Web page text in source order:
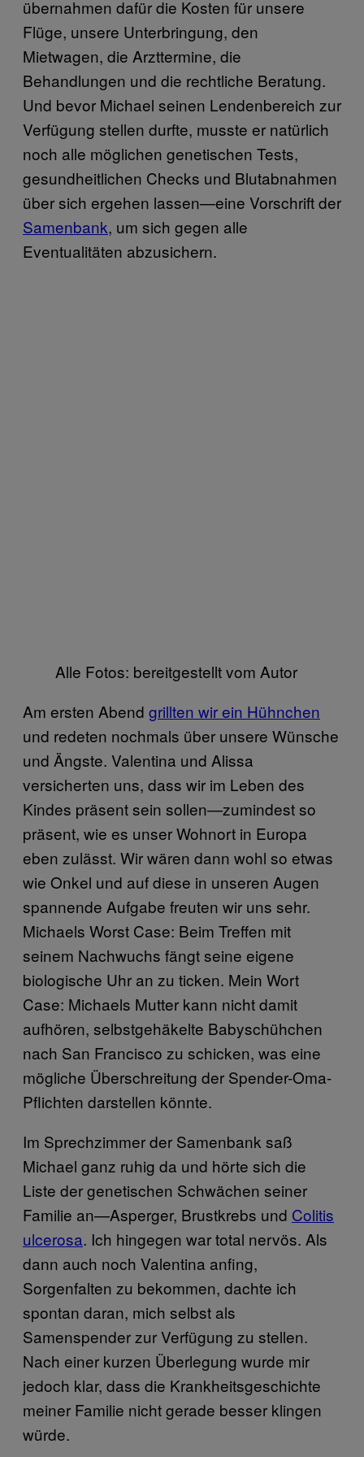
übernahmen dafür die Kosten für unsere
Flüge, unsere Unterbringung, den
Mietwagen, die Arzttermine, die
Behandlungen und die rechtliche Beratung.
Und bevor Michael seinen Lendenbereich zur
Verfügung stellen durfte, musste er natürlich
noch alle möglichen genetischen Tests,
gesundheitlichen Checks und Blutabnahmen
über sich ergehen lassen—eine Vorschrift der
Samenbank, um sich gegen alle
Eventualitäten abzusichern.
Alle Fotos: bereitgestellt vom Autor
Am ersten Abend grillten wir ein Hühnchen
und redeten nochmals über unsere Wünsche
und Ängste. Valentina und Alissa
versicherten uns, dass wir im Leben des
Kindes präsent sein sollen—zumindest so
präsent, wie es unser Wohnort in Europa
eben zulässt. Wir wären dann wohl so etwas
wie Onkel und auf diese in unseren Augen
spannende Aufgabe freuten wir uns sehr.
Michaels Worst Case: Beim Treffen mit
seinem Nachwuchs fängt seine eigene
biologische Uhr an zu ticken. Mein Wort
Case: Michaels Mutter kann nicht damit
aufhören, selbstgehäkelte Babyschühchen
nach San Francisco zu schicken, was eine
mögliche Überschreitung der Spender-Oma-
Pflichten darstellen könnte.
Im Sprechzimmer der Samenbank saß
Michael ganz ruhig da und hörte sich die
Liste der genetischen Schwächen seiner
Familie an—Asperger, Brustkrebs und Colitis
ulcerosa. Ich hingegen war total nervös. Als
dann auch noch Valentina anfing,
Sorgenfalten zu bekommen, dachte ich
spontan daran, mich selbst als
Samenspender zur Verfügung zu stellen.
Nach einer kurzen Überlegung wurde mir
jedoch klar, dass die Krankheitsgeschichte
meiner Familie nicht gerade besser klingen
würde.